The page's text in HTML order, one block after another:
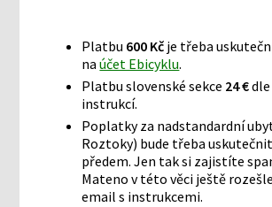
Platbu 600 Kč je třeba
naúčet Ebicyklu.
Platbu slovenské sekce 24 €
instrukcí.
Poplatky za nadstandardní
Roztoky) bude třeba
předem. Jen tak si zajistíte
Mateno v této věci ještě
email s instrukcemi.